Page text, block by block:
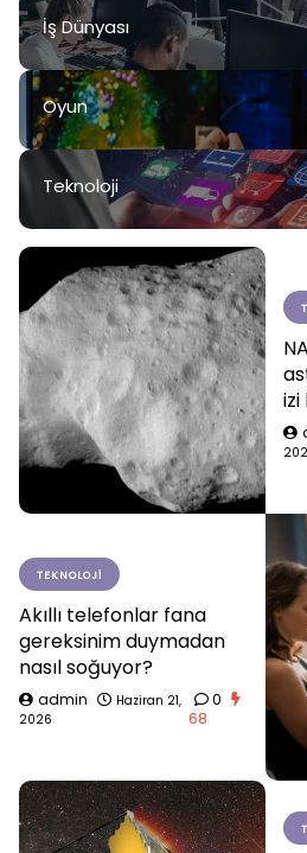
İş Dünyası
Oyun
Teknoloji
izi
TEKNOLOJI
Akıllı telefonlar fana
gereksinim duymadan
nasıl soğuyor?
admin
Haziran 21,
2026
0
68